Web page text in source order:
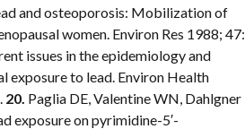
and osteoporosis: Mobilization of
women. Environ Res 1988; 47:
issues in the epidemiology and
exposure to lead. Environ Health
20. Paglia DE, Valentine WN, Dahlgner
exposure on pyrimidine-5′-